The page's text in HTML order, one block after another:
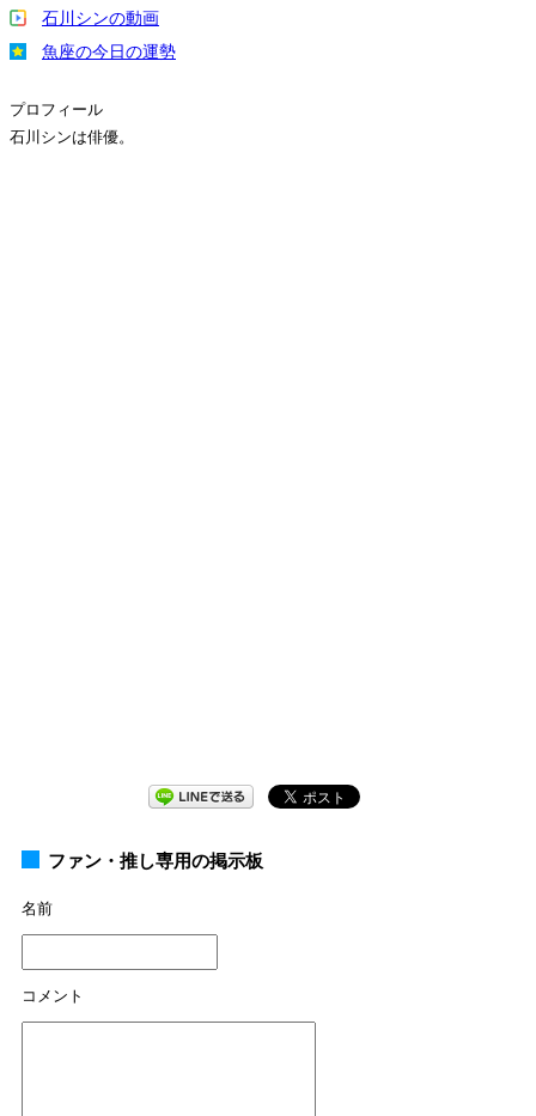
石川シンの動画
魚座の今日の運勢
プロフィール
石川シンは俳優。
ファン・推し専用の掲示板
名前
コメント